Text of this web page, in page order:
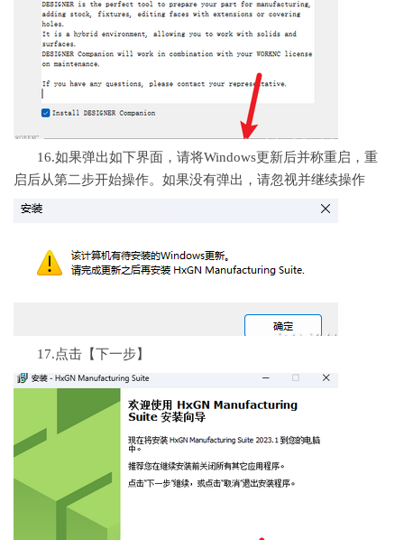
16.如果弹出如下界面，请将Windows更新后并称重启，重
启后从第二步开始操作。如果没有弹出，请忽视并继续操作
17.点击【下一步】